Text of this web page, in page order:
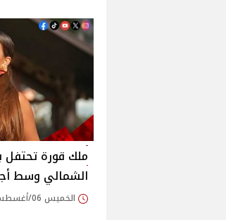
ملك قورة
الشمالي وسط
الخميس 06/أغسطس/2026 - 07:30 م